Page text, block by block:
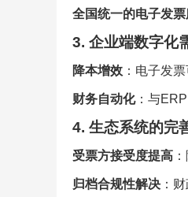
全国统一的电子发
3. 企业端数字化
降本增效 ：电子发
财务自动化：与
4. 生态系统的完
受票方接受度提高
归档合规性解决 ：